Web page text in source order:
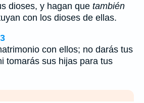
dioses, y hagan que también
con los dioses de ellas.
con ellos; no darás tus
tomarás sus hijas para tus